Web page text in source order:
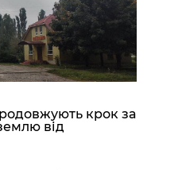
Стиль Диалога
Шоу-биз
Культура
Общество
Мнение
Блоги
крок за
від